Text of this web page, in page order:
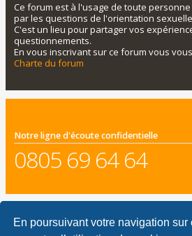
En poursuivant votre navigation sur
Ce forum est à l'usage de toute
par les questions de l'orientation
C'est un lieu pour partager vos
questionnements.
En vous inscrivant sur ce forum vous
Charte du forum
Notre ligne d'écoute confidentielle
0805 69 64 64
Accueil du forum